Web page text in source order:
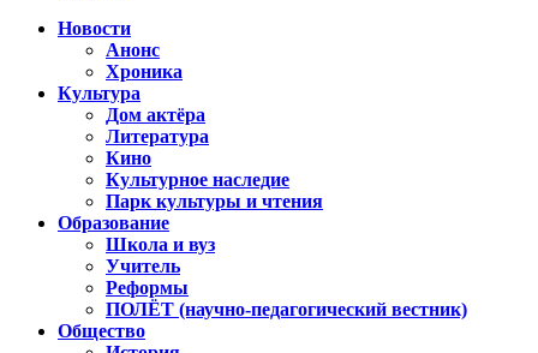
Новости
Анонс
Хроника
Культура
Дом актёра
Литература
Кино
Культурное наследие
Парк культуры и чтения
Образование
Школа и вуз
Учитель
Реформы
ПОЛЁТ (научно-педагогический вестник)
Общество